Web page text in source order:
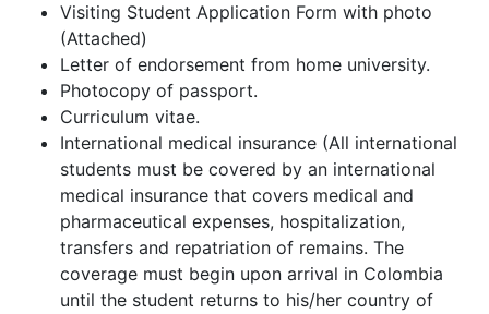
Visiting Student Application Form with photo
(Attached)
Letter of endorsement from home university.
Photocopy of passport.
Curriculum vitae.
International medical insurance (All international
students must be covered by an international
medical insurance that covers medical and
pharmaceutical expenses, hospitalization,
transfers and repatriation of remains. The
coverage must begin upon arrival in Colombia
until the student returns to his/her country of